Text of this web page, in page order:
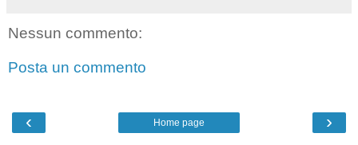
Nessun commento:
Posta un commento
‹ ›
Home page